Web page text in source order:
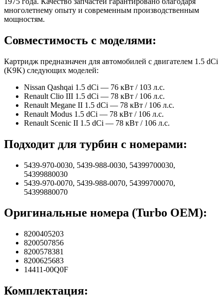
многолетнему опыту и современным производственным
мощностям.
Совместимость с моделями:
Картридж предназначен для автомобилей с двигателем 1.5 dCi
(K9K) следующих моделей:
Nissan Qashqai 1.5 dCi — 76 кВт / 103 л.с.
Renault Clio III 1.5 dCi — 78 кВт / 106 л.с.
Renault Megane II 1.5 dCi — 78 кВт / 106 л.с.
Renault Modus 1.5 dCi — 78 кВт / 106 л.с.
Renault Scenic II 1.5 dCi — 78 кВт / 106 л.с.
Подходит для турбин с номерами:
5439-970-0030, 5439-988-0030, 54399700030,
54399880030
5439-970-0070, 5439-988-0070, 54399700070,
54399880070
Оригинальные номера (Turbo OEM):
8200405203
8200507856
8200578381
8200625683
14411-00Q0F
Комплектация: